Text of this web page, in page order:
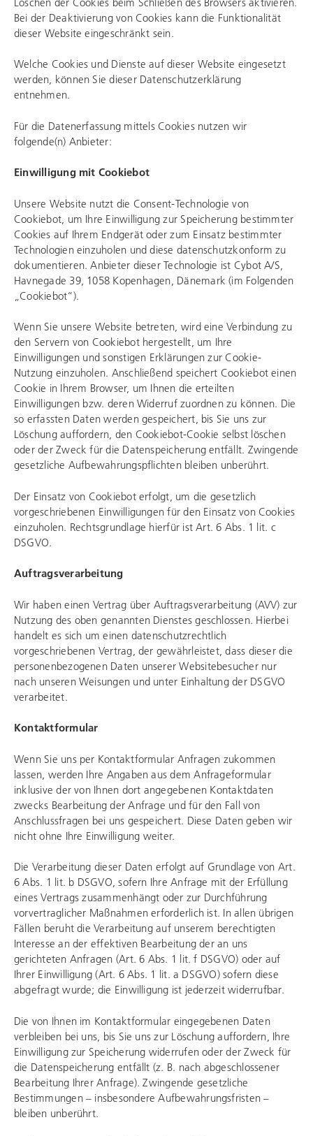
Bei der Deaktivierung von Cookies kann die Funktionalität
dieser Website eingeschränkt sein.
Welche Cookies und Dienste auf dieser Website eingesetzt
werden, können Sie dieser Datenschutzerklärung
entnehmen.
Für die Datenerfassung mittels Cookies nutzen wir
folgende(n) Anbieter:
Einwilligung mit Cookiebot
Unsere Website nutzt die Consent-Technologie von
Cookiebot, um Ihre Einwilligung zur Speicherung bestimmter
Cookies auf Ihrem Endgerät oder zum Einsatz bestimmter
Technologien einzuholen und diese datenschutzkonform zu
dokumentieren. Anbieter dieser Technologie ist Cybot A/S,
Havnegade 39, 1058 Kopenhagen, Dänemark (im Folgenden
„Cookiebot“).
Wenn Sie unsere Website betreten, wird eine Verbindung zu
den Servern von Cookiebot hergestellt, um Ihre
Einwilligungen und sonstigen Erklärungen zur Cookie-
Nutzung einzuholen. Anschließend speichert Cookiebot einen
Cookie in Ihrem Browser, um Ihnen die erteilten
Einwilligungen bzw. deren Widerruf zuordnen zu können. Die
so erfassten Daten werden gespeichert, bis Sie uns zur
Löschung auffordern, den Cookiebot-Cookie selbst löschen
oder der Zweck für die Datenspeicherung entfällt. Zwingende
gesetzliche Aufbewahrungspflichten bleiben unberührt.
Der Einsatz von Cookiebot erfolgt, um die gesetzlich
vorgeschriebenen Einwilligungen für den Einsatz von Cookies
einzuholen. Rechtsgrundlage hierfür ist Art. 6 Abs. 1 lit. c
DSGVO.
Auftragsverarbeitung
Wir haben einen Vertrag über Auftragsverarbeitung (AVV) zur
Nutzung des oben genannten Dienstes geschlossen. Hierbei
handelt es sich um einen datenschutzrechtlich
vorgeschriebenen Vertrag, der gewährleistet, dass dieser die
personenbezogenen Daten unserer Websitebesucher nur
nach unseren Weisungen und unter Einhaltung der DSGVO
verarbeitet.
Kontaktformular
Wenn Sie uns per Kontaktformular Anfragen zukommen
lassen, werden Ihre Angaben aus dem Anfrageformular
inklusive der von Ihnen dort angegebenen Kontaktdaten
zwecks Bearbeitung der Anfrage und für den Fall von
Anschlussfragen bei uns gespeichert. Diese Daten geben wir
nicht ohne Ihre Einwilligung weiter.
Die Verarbeitung dieser Daten erfolgt auf Grundlage von Art.
6 Abs. 1 lit. b DSGVO, sofern Ihre Anfrage mit der Erfüllung
eines Vertrags zusammenhängt oder zur Durchführung
vorvertraglicher Maßnahmen erforderlich ist. In allen übrigen
Fällen beruht die Verarbeitung auf unserem berechtigten
Interesse an der effektiven Bearbeitung der an uns
gerichteten Anfragen (Art. 6 Abs. 1 lit. f DSGVO) oder auf
Ihrer Einwilligung (Art. 6 Abs. 1 lit. a DSGVO) sofern diese
abgefragt wurde; die Einwilligung ist jederzeit widerrufbar.
Die von Ihnen im Kontaktformular eingegebenen Daten
verbleiben bei uns, bis Sie uns zur Löschung auffordern, Ihre
Einwilligung zur Speicherung widerrufen oder der Zweck für
die Datenspeicherung entfällt (z. B. nach abgeschlossener
Bearbeitung Ihrer Anfrage). Zwingende gesetzliche
Bestimmungen – insbesondere Aufbewahrungsfristen –
bleiben unberührt.